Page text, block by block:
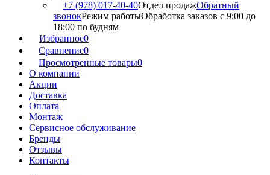
+7 (978) 017-40-40Отдел продажОбратный
звонокРежим работыОбработка заказов с 9:00 до
18:00 по будням
Избранное0
Сравнение0
Просмотренные товары0
О компании
Акции
Доставка
Оплата
Монтаж
Сервисное обслуживание
Бренды
Отзывы
Контакты